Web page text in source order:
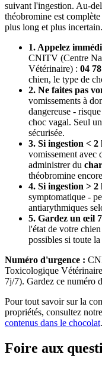
suivant l'ingestion. Au-
théobromine est
plus long et plus incertain.
1. Appelez
CNITV (Centre
Vétérinaire) : 04
chien, le type de
2. Ne faites pas
vomissements à
dangereuse -
choc vagal. Seul
sécurisée.
3. Si ingestion < 2
vomissement avec
administrer du
théobromine
4. Si ingestion > 2
symptomatique -
antiarythmiques
5. Gardez un œil
l'état de votre
possibles si toute
Numéro d'urgence :
Toxicologique
7j/7). Gardez ce numéro
Pour tout savoir sur la
propriétés, consultez
contenus dans le chocolat.
Foire aux